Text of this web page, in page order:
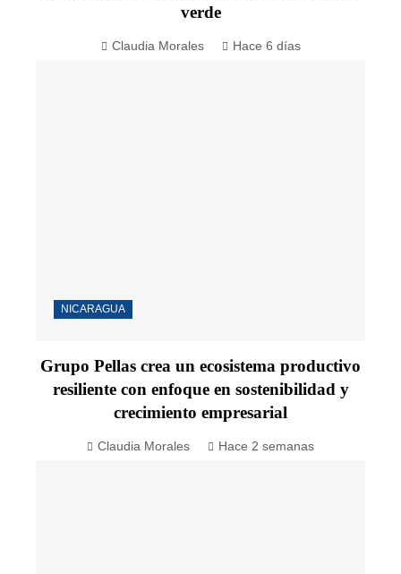
verde
Claudia Morales Hace 6 días
NICARAGUA
Grupo Pellas crea un ecosistema productivo
resiliente con enfoque en sostenibilidad y
crecimiento empresarial
Claudia Morales Hace 2 semanas